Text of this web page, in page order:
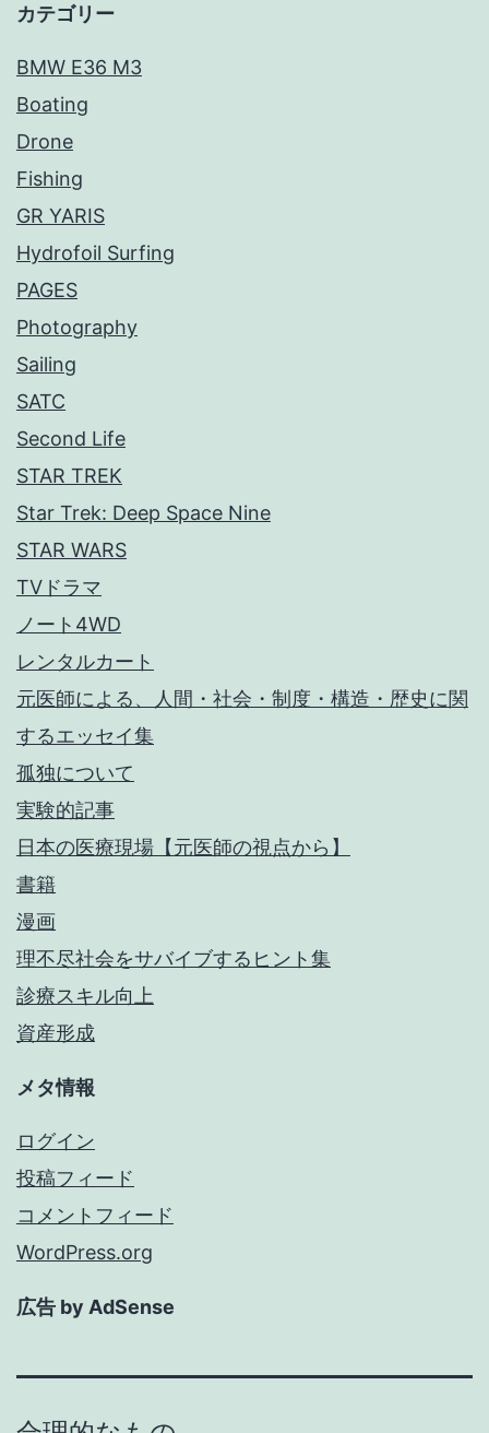
カテゴリー
BMW E36 M3
Boating
Drone
Fishing
GR YARIS
Hydrofoil Surfing
PAGES
Photography
Sailing
SATC
Second Life
STAR TREK
Star Trek: Deep Space Nine
STAR WARS
TVドラマ
ノート4WD
レンタルカート
元医師による、人間・社会・制度・構造・歴史に関
するエッセイ集
孤独について
実験的記事
日本の医療現場【元医師の視点から】
書籍
漫画
理不尽社会をサバイブするヒント集
診療スキル向上
資産形成
メタ情報
ログイン
投稿フィード
コメントフィード
WordPress.org
広告 by AdSense